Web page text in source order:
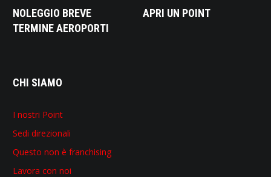
NOLEGGIO BREVE
TERMINE AEROPORTI
APRI UN POINT
CHI SIAMO
I nostri Point
Sedi direzionali
Questo non è franchising
Lavora con noi